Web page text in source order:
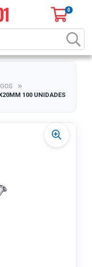
0
100 UNIDADES